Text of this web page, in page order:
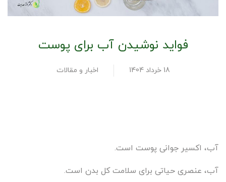
فواید نوشیدن آب برای پوست
18 خرداد 1404 اخبار و مقالات
آب، اکسیر جوانی پوست است.
آب، عنصری حیاتی برای سلامت کل بدن است.